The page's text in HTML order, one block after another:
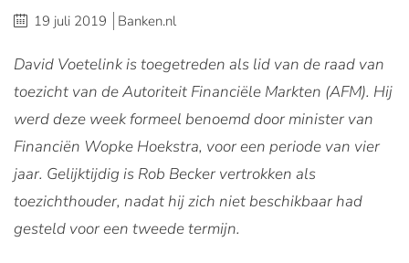
19 juli 2019 Banken.nl
David Voetelink is toegetreden als lid van de raad van
toezicht van de Autoriteit Financiële Markten (AFM). Hij
werd deze week formeel benoemd door minister van
Financiën Wopke Hoekstra, voor een periode van vier
jaar. Gelijktijdig is Rob Becker vertrokken als
toezichthouder, nadat hij zich niet beschikbaar had
gesteld voor een tweede termijn.